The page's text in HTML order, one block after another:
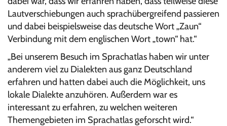
Lautverschiebungen auch sprachübergreifend passieren
und dabei beispielsweise das deutsche Wort „Zaun“
Verbindung mit dem englischen Wort „town“ hat.“
„Bei unserem Besuch im Sprachatlas haben wir unter
anderem viel zu Dialekten aus ganz Deutschland
erfahren und hatten dabei auch die Möglichkeit, uns
lokale Dialekte anzuhören. Außerdem war es
interessant zu erfahren, zu welchen weiteren
Themengebieten im Sprachatlas geforscht wird.“